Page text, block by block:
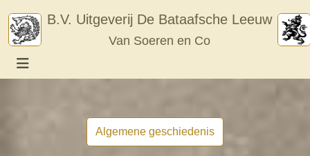
content
B.V. Uitgeverij De Bataafsche Leeuw
Van Soeren en Co
Algemene geschiedenis